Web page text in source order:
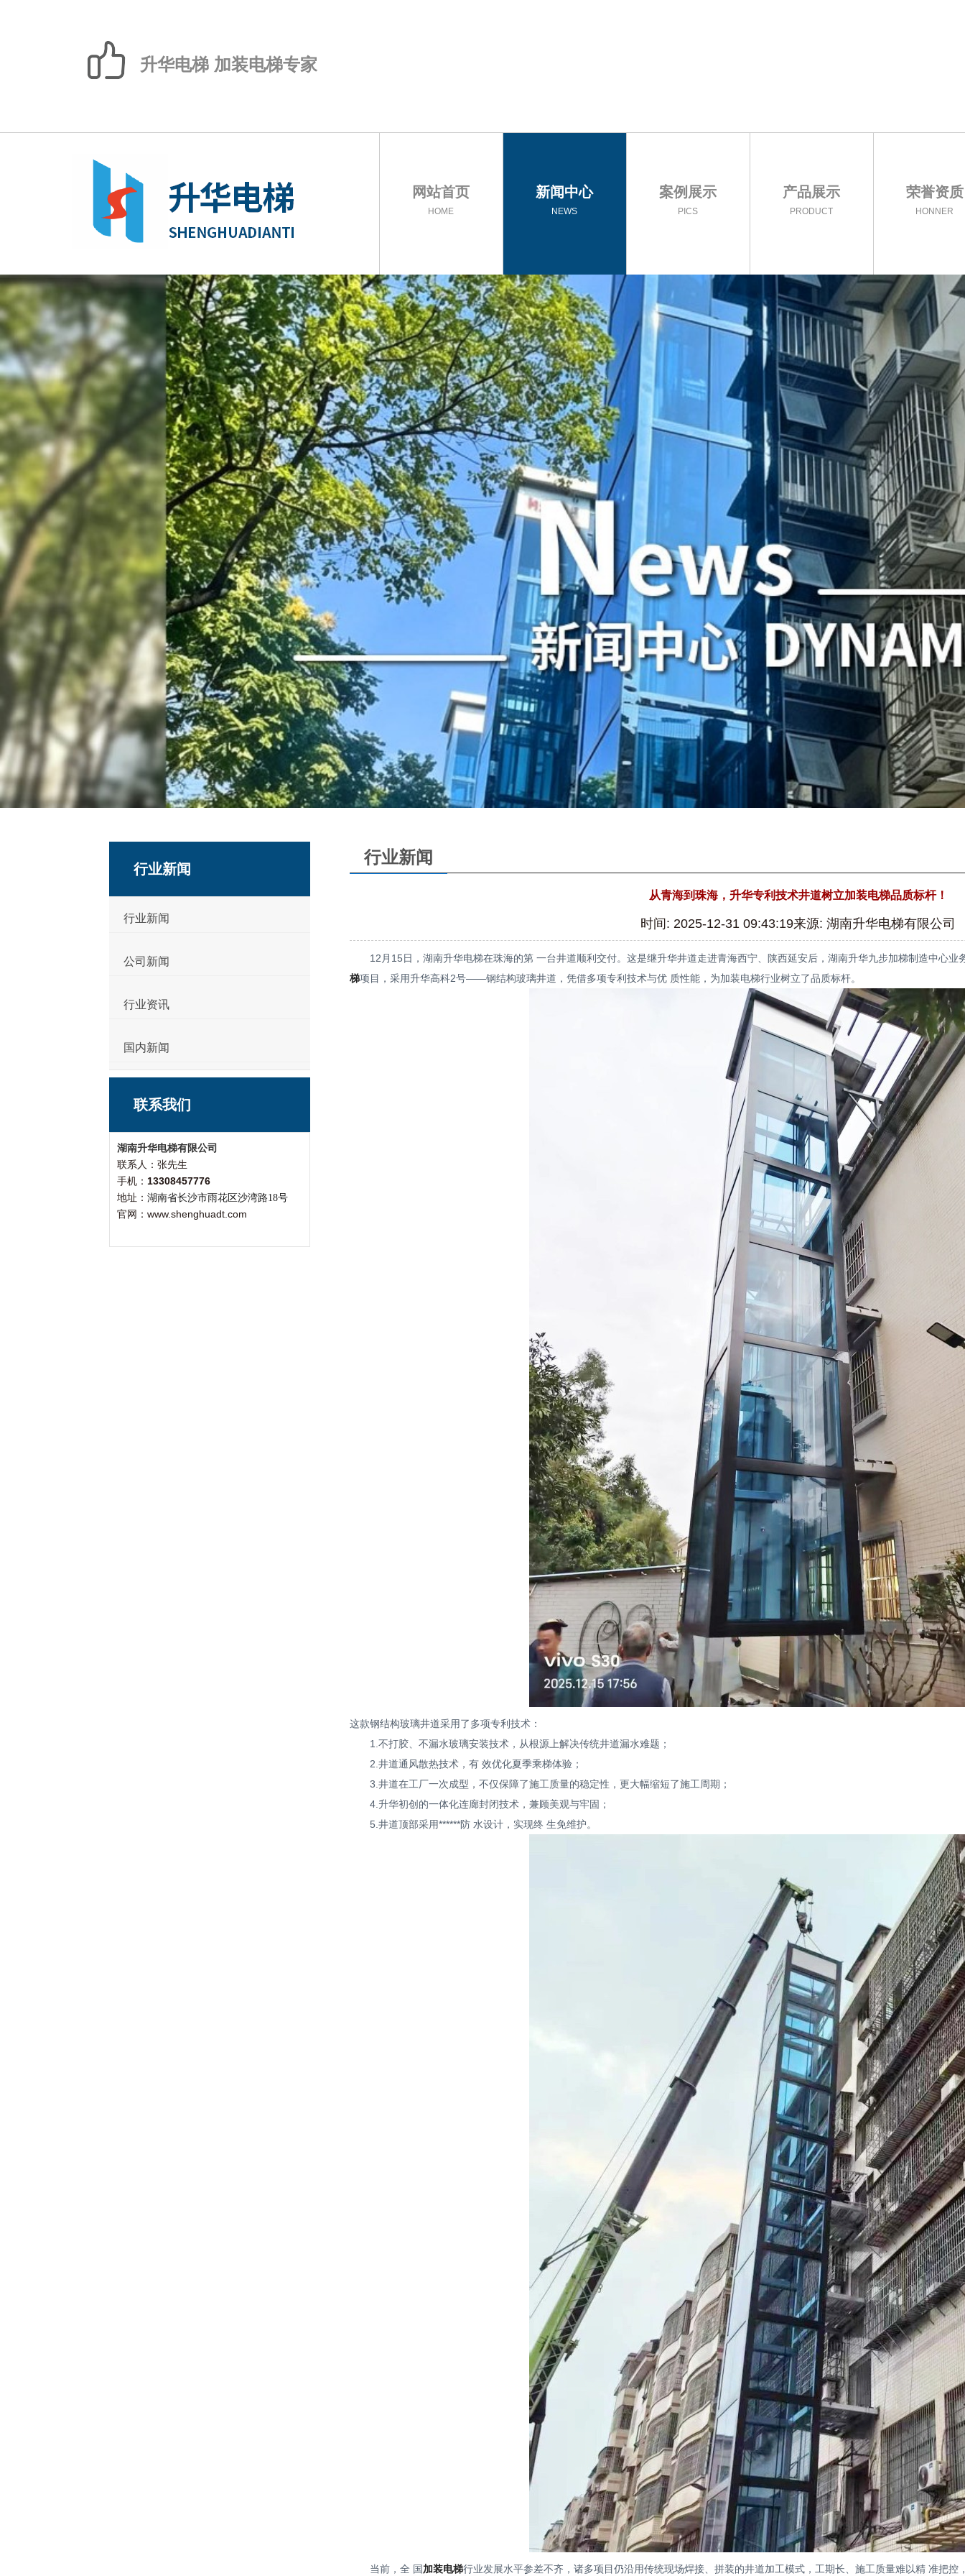
升华电梯 加装电梯专家
网站首页
HOME
新闻中心
NEWS
案例展示
PICS
产品展示
PRODUCT
荣誉资质
HONNER
行业新闻
从青海到珠海，升华专利技术井道树立加装电梯品质标杆！
时间: 2025-12-31 09:43:19来源: 湖南升华电梯有限公司
12月15日，湖南升华电梯在珠海的第 一台井道顺利交付。这是继升华井道走进青海西宁、陕西延安后，湖南升华九步加梯制造中心业
梯项目，采用升华高科2号——钢结构玻璃井道，凭借多项专利技术与优 质性能，为加装电梯行业树立了品质标杆。
这款钢结构玻璃井道采用了多项专利技术：
1.不打胶、不漏水玻璃安装技术，从根源上解决传统井道漏水难题；
2.井道通风散热技术，有 效优化夏季乘梯体验；
3.井道在工厂一次成型，不仅保障了施工质量的稳定性，更大幅缩短了施工周期；
4.升华初创的一体化连廊封闭技术，兼顾美观与牢固；
5.井道顶部采用******防 水设计，实现终 生免维护。
当前，全 国加装电梯行业发展水平参差不齐，诸多项目仍沿用传统现场焊接、拼装的井道加工模式，工期长、施工质量难以精 准把
行业新闻
行业新闻
公司新闻
行业资讯
国内新闻
联系我们
湖南升华电梯有限公司
联系人：张先生
手机： 13308457776
地址： 湖南省长沙市雨花区沙湾路18号
官网：www.shenghuadt.com